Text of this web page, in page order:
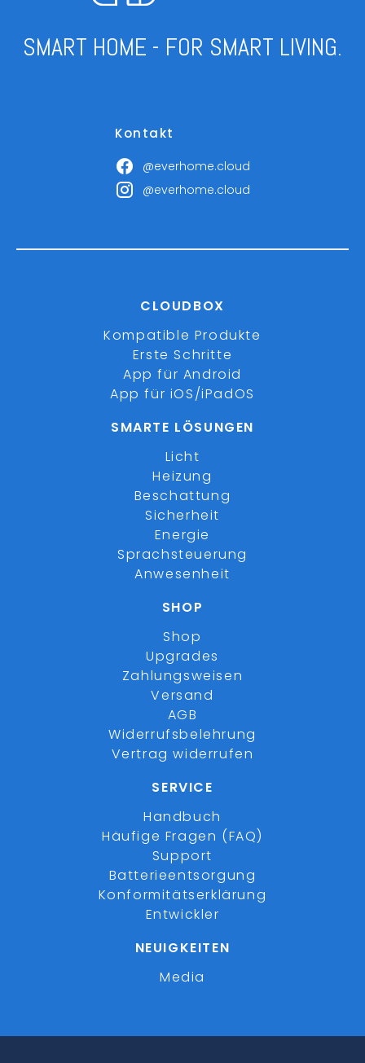
SMART HOME - FOR SMART LIVING.
Kontakt
@everhome.cloud
@everhome.cloud
CLOUDBOX
Kompatible Produkte
Erste Schritte
App für Android
App für iOS/iPadOS
SMARTE LÖSUNGEN
Licht
Heizung
Beschattung
Sicherheit
Energie
Sprachsteuerung
Anwesenheit
SHOP
Shop
Upgrades
Zahlungsweisen
Versand
AGB
Widerrufsbelehrung
Vertrag widerrufen
SERVICE
Handbuch
Häufige Fragen (FAQ)
Support
Batterieentsorgung
Konformitätserklärung
Entwickler
NEUIGKEITEN
Media